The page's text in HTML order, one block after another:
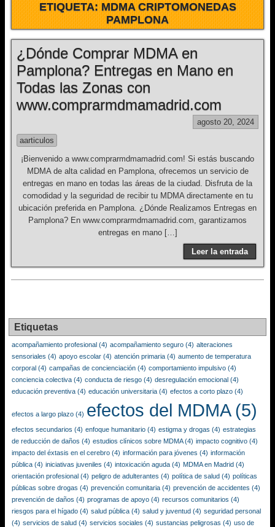
ETIQUETA:MDMA CRIPTOMONEDAS
PAMPLONA
¿Dónde Comprar MDMA en
Pamplona? Entregas en Mano en
Todas las Zonas con
www.comprarmdmamadrid.com
agosto 20, 2024
aarticulos
¡Bienvenido a www.comprarmdmamadrid.com! Si estás buscando
MDMA de alta calidad en Pamplona, ofrecemos un servicio de
entregas en mano en todas las áreas de la ciudad. Disfruta de la
comodidad y la seguridad de recibir tu MDMA directamente en tu
ubicación preferida en Pamplona. ¿Dónde Realizamos Entregas en
Pamplona? En www.comprarmdmamadrid.com, garantizamos
entregas en mano […]
Leer la entrada
Etiquetas
acompañamiento profesional (4) acompañamiento seguro (4) alteraciones
sensoriales (4) apoyo escolar (4) atención primaria (4) aumento de temperatura
corporal (4) campañas de concienciación (4) comportamiento impulsivo (4)
conciencia colectiva (4) conducta de riesgo (4) desregulación emocional (4)
educación preventiva (4) educación universitaria (4) efectos a corto plazo (4)
efectos a largo plazo (4) efectos del MDMA(5)
efectos secundarios (4) enfoque humanitario (4) estigma y drogas (4) estrategias
de reducción de daños (4) estudios clínicos sobre MDMA(4) impacto cognitivo (4)
impacto del éxtasis en el cerebro (4) información para jóvenes (4) información
pública (4) iniciativas juveniles (4) intoxicación aguda (4) MDMA en Madrid (4)
orientación profesional (4) peligro de adulterantes (4) política de salud (4) políticas
públicas sobre drogas (4) prevención comunitaria (4) prevención de accidentes (4)
prevención de daños (4) programas de apoyo (4) recursos comunitarios (4)
riesgos para el hígado (4) salud pública (4) salud y juventud (4) seguridad personal
(4) servicios de salud (4) servicios sociales (4) sustancias peligrosas (4) uso de